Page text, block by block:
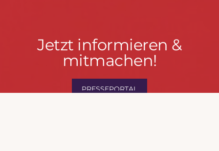
Jetzt
informieren
mitmachen!
Jetzt informieren &
mitmachen!
PRESSEPORTAL